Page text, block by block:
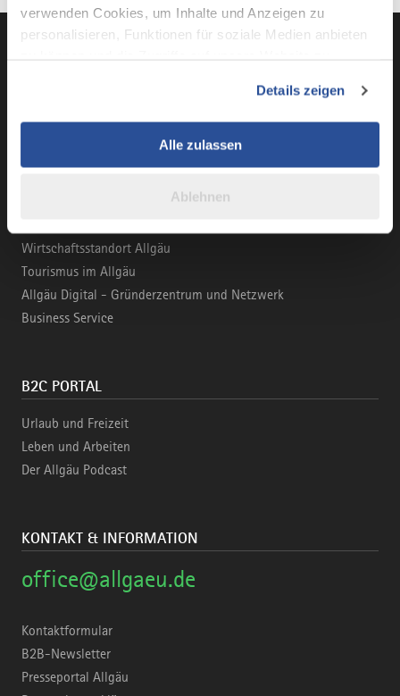
verwenden Cookies, um Inhalte und Anzeigen zu
personalisieren, Funktionen für soziale Medien anbieten
Verwendung unserer Website an unsere Partner für
soziale Medien, Werbung und Analysen weiter. Unsere
Partner führen diese Informationen möglicherweise mit
weiteren Daten zusammen, die Sie ihnen bereitgestellt
Details zeigen
Alle zulassen
Ablehnen
LinkedInYouTube
Wirtschaftsstandort Allgäu
Tourismus im Allgäu
Allgäu Digital - Gründerzentrum und Netzwerk
Business Service
B2C PORTAL
Urlaub und Freizeit
Leben und Arbeiten
Der Allgäu Podcast
KONTAKT & INFORMATION
office@allgaeu.de
Kontaktformular
B2B-Newsletter
Presseportal Allgäu